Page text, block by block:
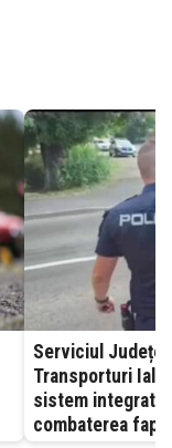
Serviciul
Transporturi Ialomița –
sistem integrat,
combaterea